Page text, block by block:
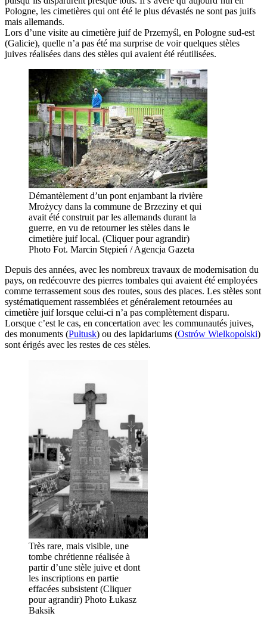
Pologne, les cimetières qui ont été le plus dévastés ne sont pas juifs
mais allemands.
Lors d’une visite au cimetière juif de Przemyśl, en Pologne sud-est
(Galicie), quelle n’a pas été ma surprise de voir quelques stèles
juives réalisées dans des stèles qui avaient été réutilisées.
Démantèlement d’un pont enjambant la rivière
Mrożycy dans la commune de Brzeziny et qui
avait été construit par les allemands durant la
guerre, en vu de retourner les stèles dans le
cimetière juif local. (Cliquer pour agrandir)
Photo Fot. Marcin Stępień / Agencja Gazeta
Depuis des années, avec les nombreux travaux de modernisation du
pays, on redécouvre des pierres tombales qui avaient été employées
comme terrassement sous des routes, sous des places. Les stèles sont
systématiquement rassemblées et généralement retournées au
cimetière juif lorsque celui-ci n’a pas complètement disparu.
Lorsque c’est le cas, en concertation avec les communautés juives,
des monuments (Pułtusk) ou des lapidariums (Ostrów Wielkopolski)
sont érigés avec les restes de ces stèles.
Très rare, mais visible, une
tombe chrétienne réalisée à
partir d’une stèle juive et dont
les inscriptions en partie
effacées subsistent (Cliquer
pour agrandir) Photo Łukasz
Baksik